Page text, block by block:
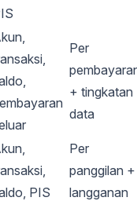
Per
+ tingkatan
data
PIS
Per
panggilan +
langganan